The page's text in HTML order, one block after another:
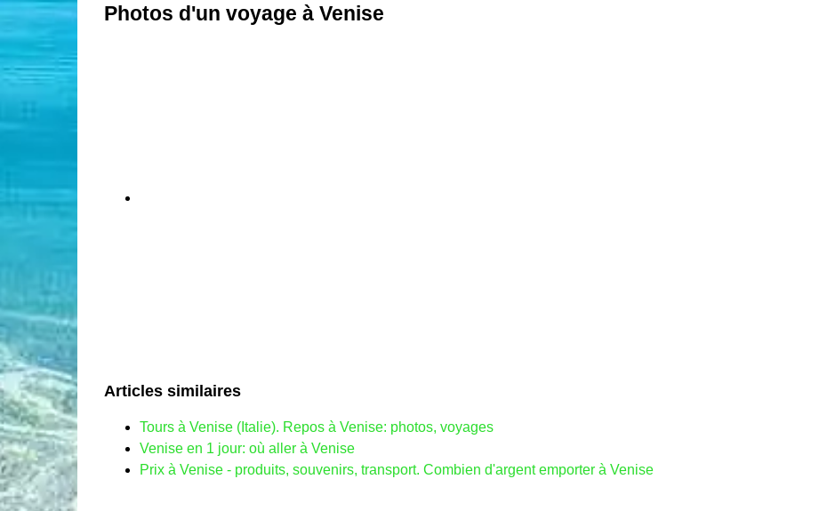
Photos d'un voyage à Venise
Articles similaires
Tours à Venise (Italie). Repos à Venise: photos, voyages
Venise en 1 jour: où aller à Venise
Prix ​​à Venise - produits, souvenirs, transport. Combien d'argent emporter à Venise